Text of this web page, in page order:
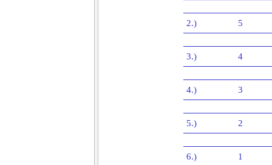
2.) 5
3.) 4
4.) 3
5.) 2
6.) 1